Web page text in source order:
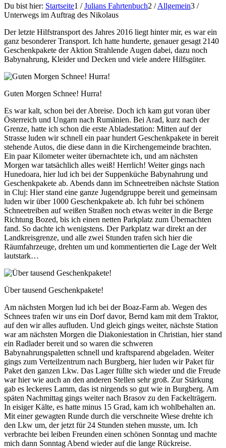
Du bist hier: Startseite1 / Julians Fahrtenbuch2 / Allgemein3 /
Unterwegs im Auftrag des Nikolaus
Der letzte Hilfstransport des Jahres 2016 liegt hinter mir, es war ein
ganz besonderer Transport. Ich hatte hunderte, genauer gesagt 2140
Geschenkpakete der Aktion Strahlende Augen dabei, dazu noch
Babynahrung, Kleider und Decken und viele andere Hilfsgüter.
Guten Morgen Schnee! Hurra!
Es war kalt, schon bei der Abreise. Doch ich kam gut voran über
Österreich und Ungarn nach Rumänien. Bei Arad, kurz nach der
Grenze, hatte ich schon die erste Abladestation: Mitten auf der
Strasse luden wir schnell ein paar hundert Geschenkpakete in bereit
stehende Autos, die diese dann in die Kirchengemeinde brachten.
Ein paar Kilometer weiter übernachtete ich, und am nächsten
Morgen war tatsächlich alles weiß! Herrlich! Weiter gings nach
Hunedoara, hier lud ich bei der Suppenküche Babynahrung und
Geschenkpakete ab. Abends dann im Schneetreiben nächste Station
in Cluj: Hier stand eine ganze Jugendgruppe bereit und gemeinsam
luden wir über 1000 Geschenkpakete ab. Ich fuhr bei schönem
Schneetreiben auf weißen Straßen noch etwas weiter in die Berge
Richtung Bozed, bis ich einen netten Parkplatz zum Übernachten
fand. So dachte ich wenigstens. Der Parkplatz war direkt an der
Landkreisgrenze, und alle zwei Stunden trafen sich hier die
Räumfahrzeuge, drehten um und kommentierten die Lage der Welt
lautstark…
Über tausend Geschenkpakete!
Am nächsten Morgen lud ich bei der Boaz-Farm ab. Wegen des
Schnees trafen wir uns ein Dorf davor, Bernd kam mit dem Traktor,
auf den wir alles aufluden. Und gleich gings weiter, nächste Station
war am nächsten Morgen die Diakoniestation in Christian, hier stand
ein Radlader bereit und so waren die schweren
Babynahrungspaletten schnell und kraftsparend abgeladen. Weiter
gings zum Verteilzentrum nach Burgberg, hier luden wir Paket für
Paket den ganzen Lkw. Das Lager füllte sich wieder und die Freude
war hier wie auch an den anderen Stellen sehr groß. Zur Stärkung
gab es leckeres Lamm, das ist nirgends so gut wie in Burgberg. Am
späten Nachmittag gings weiter nach Brasov zu den Fackelträgern.
In eisiger Kälte, es hatte minus 15 Grad, kam ich wohlbehalten an.
Mit einer gewagten Runde durch die verschneite Wiese drehte ich
den Lkw um, der jetzt für 24 Stunden stehen musste, um. Ich
verbrachte bei leiben Freunden einen schönen Sonntag und machte
mich dann Sonntag Abend wieder auf die lange Rückreise.